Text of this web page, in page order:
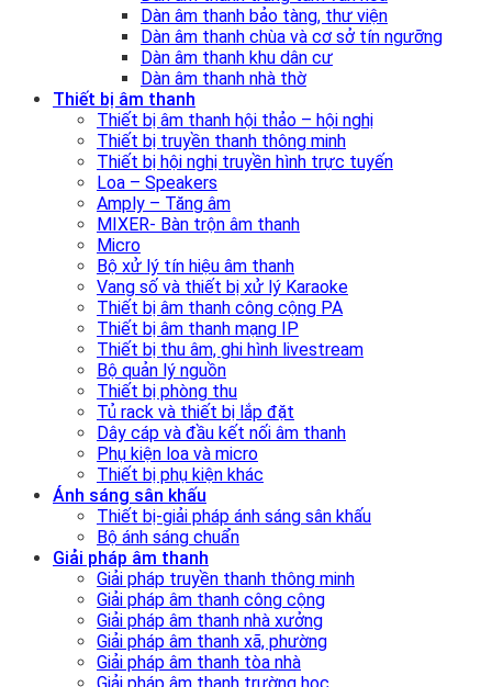
Dàn âm thanh bảo tàng, thư viện
Dàn âm thanh chùa và cơ sở tín ngưỡng
Dàn âm thanh khu dân cư
Dàn âm thanh nhà thờ
Thiết bị âm thanh
Thiết bị âm thanh hội thảo – hội nghị
Thiết bị truyền thanh thông minh
Thiết bị hội nghị truyền hình trực tuyến
Loa – Speakers
Amply – Tăng âm
MIXER- Bàn trộn âm thanh
Micro
Bộ xử lý tín hiệu âm thanh
Vang số và thiết bị xử lý Karaoke
Thiết bị âm thanh công cộng PA
Thiết bị âm thanh mạng IP
Thiết bị thu âm, ghi hình livestream
Bộ quản lý nguồn
Thiết bị phòng thu
Tủ rack và thiết bị lắp đặt
Dây cáp và đầu kết nối âm thanh
Phụ kiện loa và micro
Thiết bị phụ kiện khác
Ánh sáng sân khấu
Thiết bị-giải pháp ánh sáng sân khấu
Bộ ánh sáng chuẩn
Giải pháp âm thanh
Giải pháp truyền thanh thông minh
Giải pháp âm thanh công cộng
Giải pháp âm thanh nhà xưởng
Giải pháp âm thanh xã, phường
Giải pháp âm thanh tòa nhà